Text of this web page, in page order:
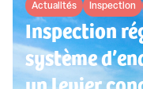
Actualités Inspection
Inspection
système